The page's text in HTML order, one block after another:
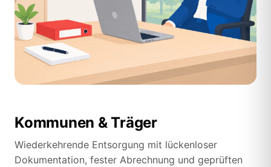
Kommunen & Träger
Wiederkehrende Entsorgung mit lückenloser
Dokumentation, fester Abrechnung und geprüften